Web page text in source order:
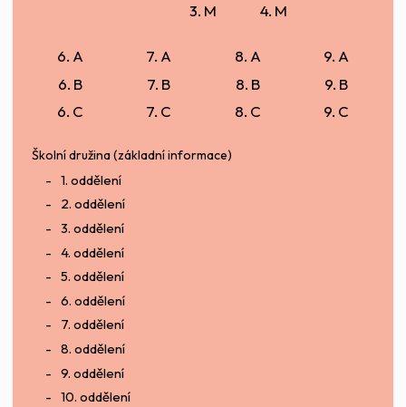
3. M
4. M
6. A
6. B
6. C
7. A
7. B
7. C
8. A
8. B
8. C
9. A
9. B
9. C
Školní družina (základní informace)
1. oddělení
2. oddělení
3. oddělení
4. oddělení
5. oddělení
6. oddělení
7. oddělení
8. oddělení
9. oddělení
10. oddělení